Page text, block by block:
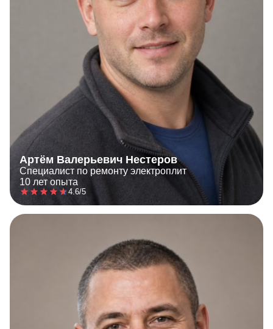
Артём Валерьевич Нестеров
Специалист по ремонту электроплит
10 лет опыта
4.6/5